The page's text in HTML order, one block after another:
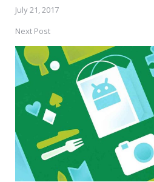
July 21, 2017
Next Post